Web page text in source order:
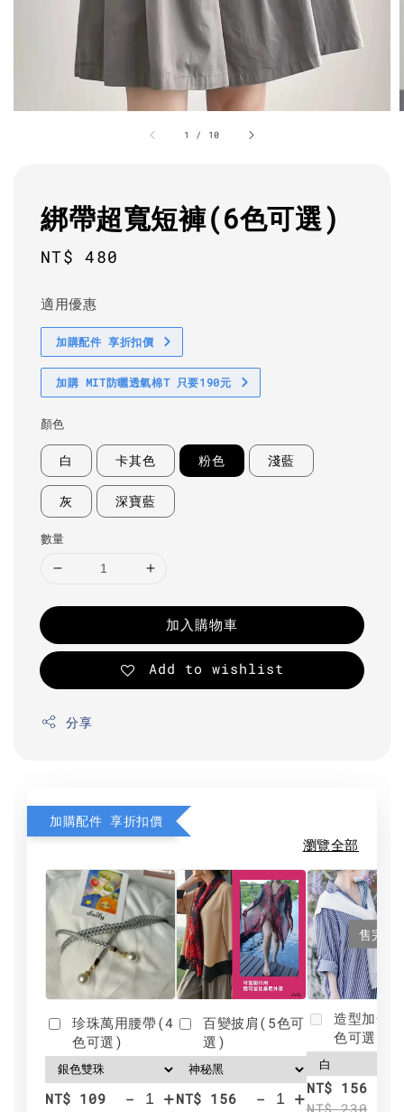
1 / 10
綁帶超寬短褲(6色可選)
Regular
NT$ 480
適用優惠
加購配件 享折扣價
加購 MIT防曬透氣棉T 只要190元
顏色
白 卡其色 粉色 淺藍
灰 深寶藍
數量
加入購物車
Add to wishlist
分享
加購配件 享折扣價
瀏覽全部
珍珠萬用腰帶(4
色可選)
NT$ 109
- +
百變披肩(5色可
選)
NT$ 156
- +
售完
造型加分
色可選)
NT$ 156
NT$ 230